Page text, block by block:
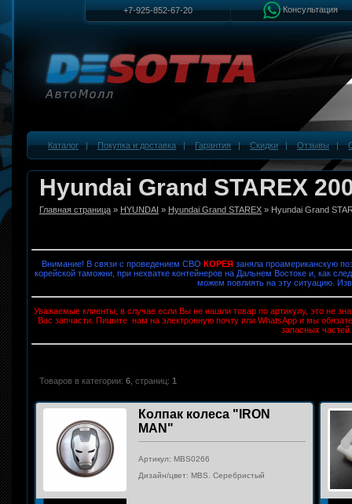
+7-925-852-67-20 Консультация
Каталог|Покупка и доставка|Гарантия|Скидки|Отзывы|
Hyundai Grand STAREX
Главная страница » HYUNDAI » Hyundai Grand STAREX » Hyundai Grand
Внимание! В связи с проведением СВО КОРЕЯзаняла проамериканскую
корейской таможни, при нехватке контейнеров на Дальнем Востоке и, как
можем повлиять на эту ситуацию.
Уважаемые клиенты, в случае если Вы не нашли товар по артикулу, это не
Вас запчасти. Пишите нам на электронную почту или WhatsApp и мы
запасных частей.
Товаров в категории: 6 , страниц: 1
Колпак колеса "IRON
MAN"
Артикул: MBS0266
Дизайн/цвет: MBS. Серебристый